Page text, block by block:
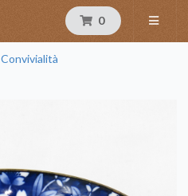
0
Convivialità